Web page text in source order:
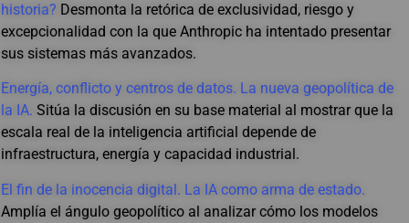
historia? Desmonta la retórica de exclusividad, riesgo y
excepcionalidad con la que Anthropic ha intentado presentar
sus sistemas más avanzados.
Energía, conflicto y centros de datos. La nueva geopolítica de
la IA. Sitúa la discusión en su base material al mostrar que la
escala real de la inteligencia artificial depende de
infraestructura, energía y capacidad industrial.
El fin de la inocencia digital. La IA como arma de estado.
Amplía el ángulo geopolítico al analizar cómo los modelos